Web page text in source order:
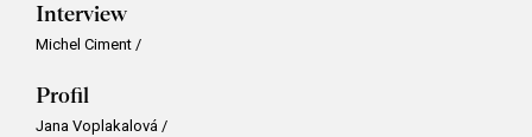
Interview
Michel Ciment /
Profil
Jana Voplakalová /